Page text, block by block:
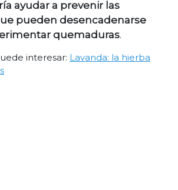
ayudar a prevenir las
pueden desencadenarse
quemaduras.
interesar: Lavanda: la hierba